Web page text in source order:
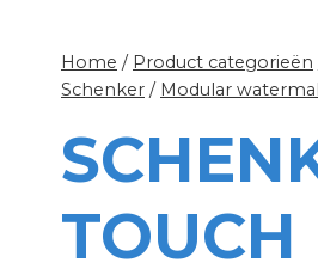
Home / Product categorieën
Schenker / Modular
TOUCH